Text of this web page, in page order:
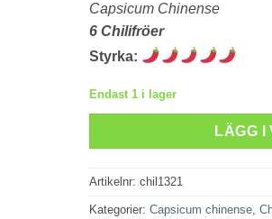
Capsicum Chinense
6 Chilifröer
Styrka:
Endast 1 i lager
LÄGG I
Artikelnr: chil1321
Kategorier: Capsicum chinense,